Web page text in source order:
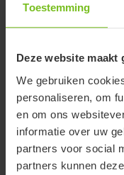
Toestemming
Deze website maakt
We gebruiken
personaliseren, om
en om ons
informatie over uw
partners voor social
partners kunnen
Varianten en
Artikelnummer
Breedte (mm)
Te combineren met